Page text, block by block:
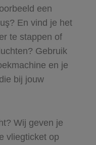
een
En vind je het
te stappen of
Gebruik
en je
bij jouw
Wij geven je
vliegticket op